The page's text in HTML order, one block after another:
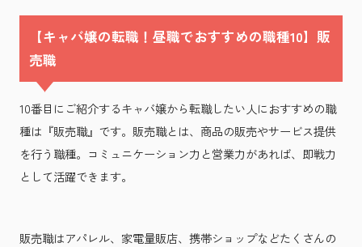
【キャバ嬢の転職！昼職でおすすめの職種10】販
売職
10番目にご紹介するキャバ嬢から転職したい人におすすめの職
種は『販売職』です。販売職とは、商品の販売やサービス提供
を行う職種。コミュニケーション力と営業力があれば、即戦力
として活躍できます。
販売職はアパレル、家電量販店、携帯ショップなどたくさんの